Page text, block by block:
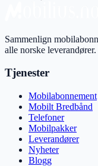
Sammenlign
alle norske
Tjenester
Mobilabonnement
Mobilt Bredbånd
Telefoner
Mobilpakker
Leverandører
Nyheter
Blogg